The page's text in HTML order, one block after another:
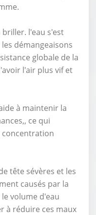
l'eau s'est
démangeaisons
globale de la
l'air plus vif et
à maintenir la
ce qui
tête sévères et les
causés par la
volume d'eau
à réduire ces maux